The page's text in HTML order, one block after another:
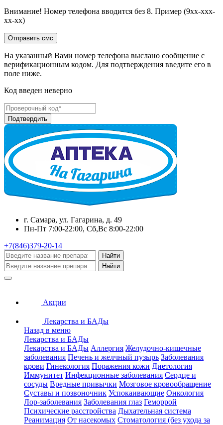
Внимание! Номер телефона вводится без 8. Пример (9хх-ххх-
хх-хх)
На указанный Вами номер телефона выслано сообщение с
верификационным кодом. Для подтверждения введите его в
поле ниже.
Код введен неверно
г. Самара, ул. Гагарина, д. 49
Пн-Пт 7:00-22:00, Сб,Вс 8:00-22:00
+7(846)379-20-14
Найти
Найти
Акции
Лекарства и БАДы
Назад в меню
Лекарства и БАДы
Лекарства и БАДы Аллергия Желудочно-кишечные
заболевания Печень и желчный пузырь Заболевания
крови Гинекология Поражения кожи Диетология
Иммунитет Инфекционные заболевания Сердце и
сосуды Вредные привычки Мозговое кровообращение
Суставы и позвоночник Успокаивающие Онкология
Лор-заболевания Заболевания глаз Геморрой
Психические расстройства Дыхательная система
Реанимация От насекомых Стоматология (без ухода за